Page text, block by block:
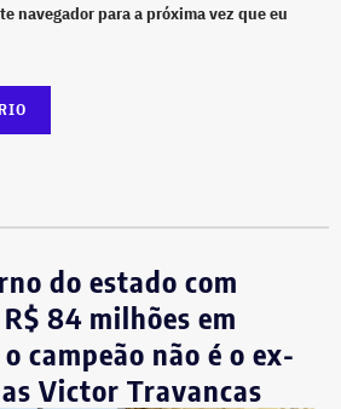
navegador para a próxima vez que eu
do estado com
84 milhões em
campeão não é o ex-
Victor Travancas